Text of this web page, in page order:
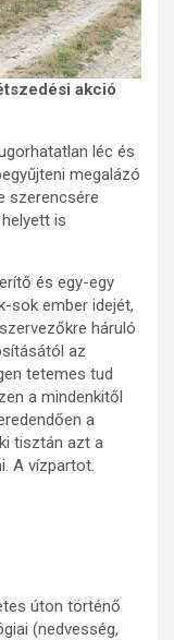
akció
léc és
megalázó
szerencsére
is
és egy-egy
sok ember idejét,
háruló
az
tetemes tud
a mindenkitől
a
tisztán azt a
A vízpartot.
úton történő
(nedvesség,